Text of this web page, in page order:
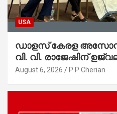
USA
ഡാളസ് കേരള
August 6, 2026 P P Cherian